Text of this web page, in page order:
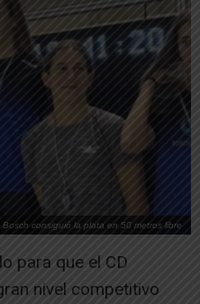
consiguió la plata en 50 metros libre
para que el CD
nivel competitivo